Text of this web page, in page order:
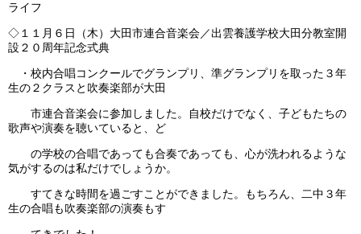
ライフ
◇１１月６日（木）大田市連合音楽会／出雲養護学校大田分教室開
設２０周年記念式典
・校内合唱コンクールでグランプリ、準グランプリを取った３年
生の２クラスと吹奏楽部が大田
市連合音楽会に参加しました。自校だけでなく、子どもたちの
歌声や演奏を聴いていると、ど
の学校の合唱であっても合奏であっても、心が洗われるような
気がするのは私だけでしょうか。
すてきな時間を過ごすことができました。もちろん、二中３年
生の合唱も吹奏楽部の演奏もす